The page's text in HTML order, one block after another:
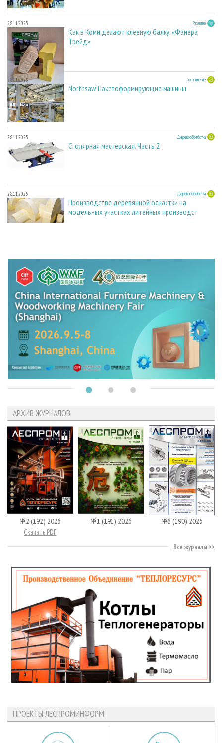
28.11.2025 Развитие
Как в Коми делают клееную балку. «Фанера
Трейд»
28.11.2025 Лесопиление
Northsaw. Пакетоформирующие машины
28.11.2025 Деревообработка
Столярная мастерская. Часть 2
28.11.2025 Деревообработка
Производство деревянной оснастки на
модельных участках литейных производст
АРХИВ ЖУРНАЛОВ
№2 (192) 2026
Скачать PDF
№1 (191) 2026 №6 (190) 2025
Все журналы
ПРОЕКТЫ ЛЕСПРОМИНФОРМ